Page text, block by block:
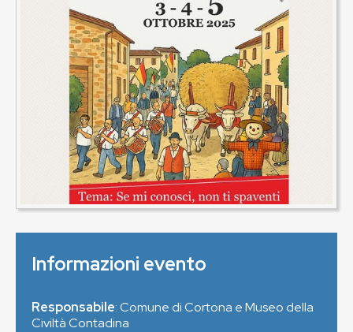
Informazioni evento
Responsabile: Comune di Cortona e Museo della
Civiltà Contadina